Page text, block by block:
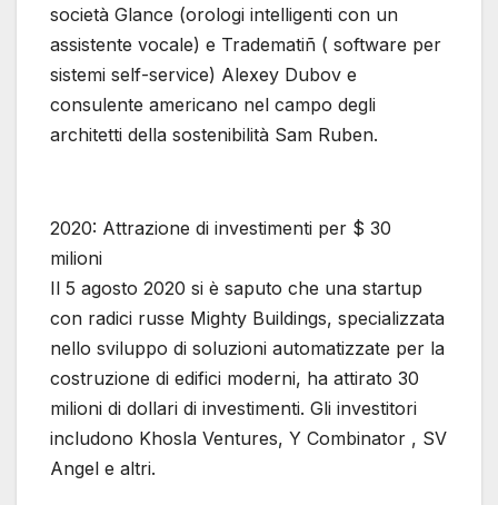
società Glance (orologi intelligenti con un
assistente vocale) e Tradematiñ ( software per
sistemi self-service) Alexey Dubov e
consulente americano nel campo degli
architetti della sostenibilità Sam Ruben.
2020: Attrazione di investimenti per $ 30
milioni
Il 5 agosto 2020 si è saputo che una startup
con radici russe Mighty Buildings, specializzata
nello sviluppo di soluzioni automatizzate per la
costruzione di edifici moderni, ha attirato 30
milioni di dollari di investimenti. Gli investitori
includono Khosla Ventures, Y Combinator , SV
Angel e altri.